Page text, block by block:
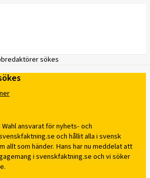
sökes
ansvarat för nyhets- och
och hållit alla i svensk
allt som händer. Hans har nu meddelat att
i svenskfaktning.se och vi söker